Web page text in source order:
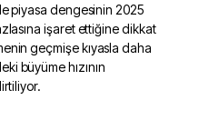
piyasa dengesinin 2025
işaret ettiğine dikkat
geçmişe kıyasla daha
büyüme hızının